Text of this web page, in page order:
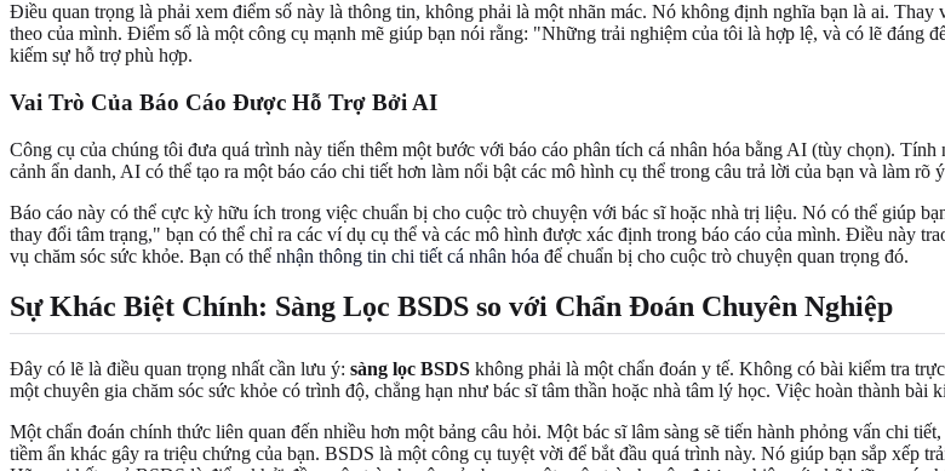
Điều quan trọng là phải xem điểm số này là thông tin, không phải là một nhãn mác. Nó không định nghĩa bạn là ai.
theo của mình. Điểm số là một công cụ mạnh mẽ giúp bạn nói rằng: "Những trải nghiệm của tôi là hợp lệ, và có lẽ
kiếm sự hỗ trợ phù hợp.
Vai Trò Của Báo Cáo Được Hỗ Trợ Bởi AI
Công cụ của chúng tôi đưa quá trình này tiến thêm một bước với báo cáo phân tích cá nhân hóa bằng AI (tùy chọn).
cảnh ẩn danh, AI có thể tạo ra một báo cáo chi tiết hơn làm nổi bật các mô hình cụ thể trong câu trả lời của bạn và làm rõ
Báo cáo này có thể cực kỳ hữu ích trong việc chuẩn bị cho cuộc trò chuyện với bác sĩ hoặc nhà trị liệu. Nó có thể giúp
thay đổi tâm trạng," bạn có thể chỉ ra các ví dụ cụ thể và các mô hình được xác định trong báo cáo của mình. Điều này
vụ chăm sóc sức khỏe. Bạn có thể nhận thông tin chi tiết cá nhân hóa để chuẩn bị cho cuộc trò chuyện quan trọng đó.
Sự Khác Biệt Chính: Sàng Lọc BSDS so với Chẩn Đoán Chuyên Nghiệp
Đây có lẽ là điều quan trọng nhất cần lưu ý: sàng lọc BSDS không phải là một chẩn đoán y tế. Không có bài kiểm tra
một chuyên gia chăm sóc sức khỏe có trình độ, chẳng hạn như bác sĩ tâm thần hoặc nhà tâm lý học. Việc hoàn thành bài
Một chẩn đoán chính thức liên quan đến nhiều hơn một bảng câu hỏi. Một bác sĩ lâm sàng sẽ tiến hành phỏng vấn chi
tiềm ẩn khác gây ra triệu chứng của bạn. BSDS là một công cụ tuyệt vời để bắt đầu quá trình này. Nó giúp bạn sắp xếp